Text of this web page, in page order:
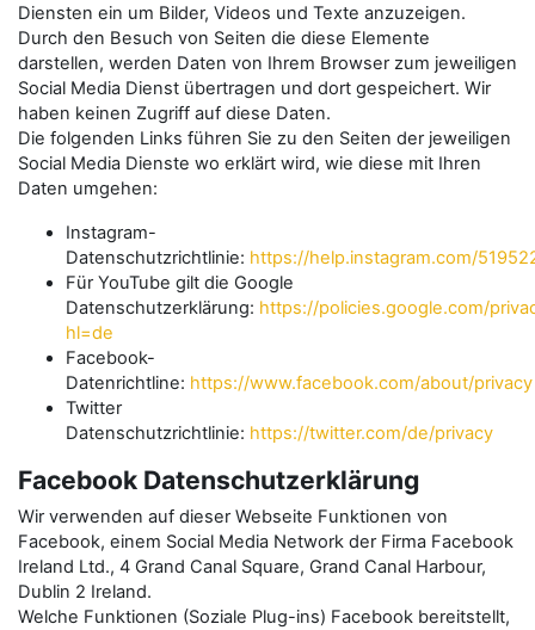
Diensten ein um Bilder, Videos und Texte anzuzeigen.
Durch den Besuch von Seiten die diese Elemente
darstellen, werden Daten von Ihrem Browser zum jeweiligen
Social Media Dienst übertragen und dort gespeichert. Wir
haben keinen Zugriff auf diese Daten.
Die folgenden Links führen Sie zu den Seiten der jeweiligen
Social Media Dienste wo erklärt wird, wie diese mit Ihren
Daten umgehen:
Instagram-
Datenschutzrichtlinie: https://help.instagram.com/
Für YouTube gilt die Google
Datenschutzerklärung: https://policies.google.com/
hl=de
Facebook-
Datenrichtline: https://www.facebook.com/about/privacy
Twitter
Datenschutzrichtlinie: https://twitter.com/de/privacy
Facebook Datenschutzerklärung
Wir verwenden auf dieser Webseite Funktionen von
Facebook, einem Social Media Network der Firma Facebook
Ireland Ltd., 4 Grand Canal Square, Grand Canal Harbour,
Dublin 2 Ireland.
Welche Funktionen (Soziale Plug-ins) Facebook bereitstellt,